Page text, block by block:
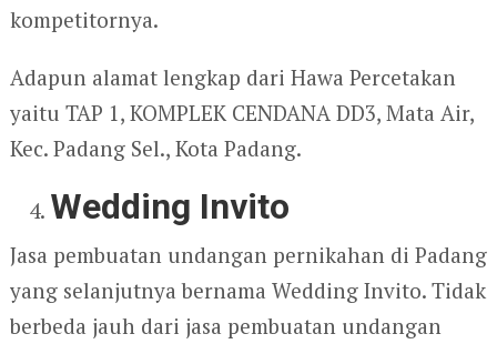
kompetitornya.
Adapun alamat lengkap dari Hawa Percetakan
yaitu TAP 1, KOMPLEK CENDANA DD3, Mata Air,
Kec. Padang Sel., Kota Padang.
Wedding Invito
Jasa pembuatan undangan pernikahan di Padang
yang selanjutnya bernama Wedding Invito. Tidak
berbeda jauh dari jasa pembuatan undangan